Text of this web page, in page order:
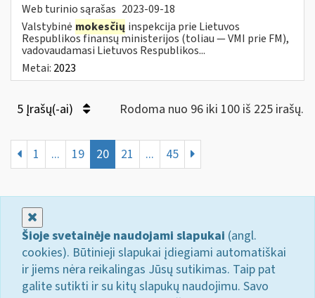
Web turinio sąrašas 2023-09-18
Valstybinė mokesčių inspekcija prie Lietuvos
Respublikos finansų ministerijos (toliau — VMI prie FM),
vadovaudamasi Lietuvos Respublikos...
Metai: 2023
5 Įrašų(-ai) Rodoma nuo 96 iki 100 iš 225 irašų.
1 ... 19 20 21 ... 45
Šioje svetainėje naudojami slapukai (angl.
cookies). Būtinieji slapukai įdiegiami automatiškai
ir jiems nėra reikalingas Jūsų sutikimas. Taip pat
galite sutikti ir su kitų slapukų naudojimu. Savo